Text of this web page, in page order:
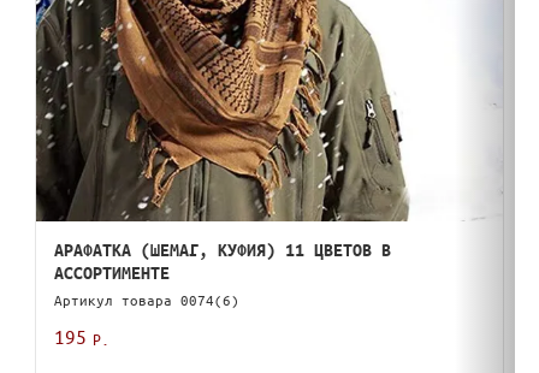
АРАФАТКА (ШЕМАГ, КУФИЯ) 11 ЦВЕТОВ В
АССОРТИМЕНТЕ
Артикул товара 0074(6)
195 Р.